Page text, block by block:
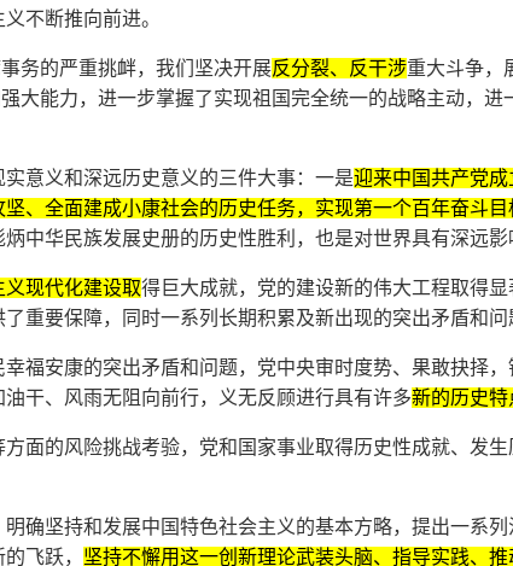
不断推向前进。
务的严重挑衅，我们坚决开展反分裂、反干涉重大斗争，
大能力，进一步掌握了实现祖国完全统一的战略主动，进
意义和深远历史意义的三件大事：一是迎来中国共产党
坚、全面建成小康社会的历史任务，实现第一个百年奋斗目
中华民族发展史册的历史性胜利，也是对世界具有深远影
现代化建设取得巨大成就，党的建设新的伟大工程取得
重要保障，同时一系列长期积累及新出现的突出矛盾和问
福安康的突出矛盾和问题，党中央审时度势、果敢抉择
干、风雨无阻向前行，义无反顾进行具有许多新的历史
面的风险挑战考验，党和国家事业取得历史性成就、发
确坚持和发展中国特色社会主义的基本方略，提出一系列
飞跃， 坚持不懈用这一创新理论武装头脑、指导实践、